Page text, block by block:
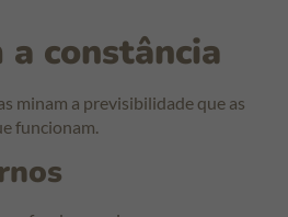
constância
minam a previsibilidade que as
funcionam.